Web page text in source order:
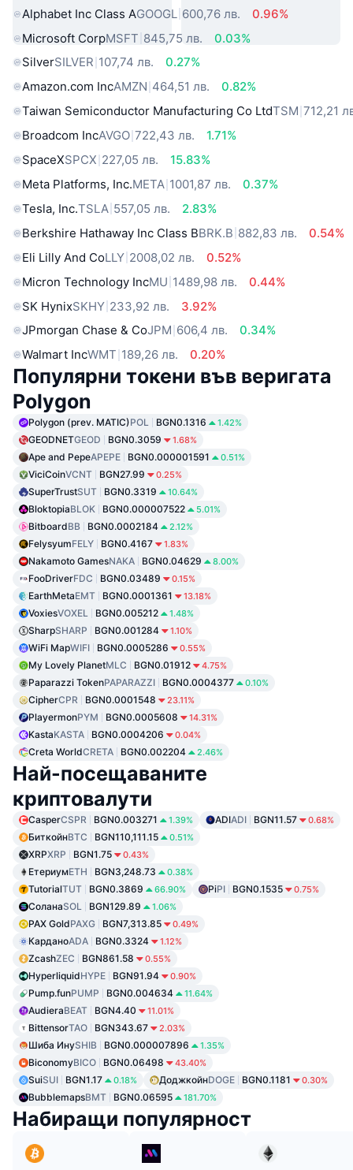
Alphabet Inc Class AGOOGL 600,76 лв.
0.96%
Microsoft CorpMSFT 845,75 лв.
0.03%
SilverSILVER 107,74 лв.
0.27%
Amazon.com IncAMZN 464,51 лв.
0.82%
Taiwan Semiconductor Manufacturing Co LtdTSM 712,21
Broadcom IncAVGO 722,43 лв.
1.71%
SpaceXSPCX 227,05 лв.
15.83%
Meta Platforms, Inc.META 1001,87 лв.
0.37%
Tesla, Inc.TSLA 557,05 лв.
2.83%
Berkshire Hathaway Inc Class BBRK.B 882,83 лв.
0.54%
Eli Lilly And CoLLY 2008,02 лв.
0.52%
Micron Technology IncMU 1489,98 лв.
0.44%
SK HynixSKHY 233,92 лв.
3.92%
JPmorgan Chase & CoJPM 606,4 лв.
0.34%
Walmart IncWMT 189,26 лв. 0.20%
Популярни токени във веригата
Polygon
Polygon (prev. MATIC)POL BGN0.1316 1.42%
GEODNETGEOD BGN0.3059 1.68%
Ape and PepeAPEPE BGN0.000001591 0.51%
ViciCoinVCNT BGN27.99 0.25%
SuperTrustSUT BGN0.3319 10.64%
BloktopiaBLOK BGN0.000007522 5.01%
BitboardBB BGN0.0002184 2.12%
FelysyumFELY BGN0.4167 1.83%
Nakamoto GamesNAKA BGN0.04629 8.00%
FooDriverFDC BGN0.03489 0.15%
EarthMetaEMT BGN0.0001361 13.18%
VoxiesVOXEL BGN0.005212 1.48%
SharpSHARP BGN0.001284 1.10%
WiFi MapWIFI BGN0.0005286 0.55%
My Lovely PlanetMLC BGN0.01912 4.75%
Paparazzi TokenPAPARAZZI BGN0.0004377 0.10%
CipherCPR BGN0.0001548 23.11%
PlayermonPYM BGN0.0005608 14.31%
KastaKASTA BGN0.0004206 0.04%
Creta WorldCRETA BGN0.002204 2.46%
Най-посещаваните
криптовалути
CasperCSPR BGN0.003271 1.39% ADIADI BGN11.57 0.68%
БиткойнBTC BGN110,111.15 0.51%
XRPXRP BGN1.75 0.43%
ЕтериумETH BGN3,248.73 0.38%
TutorialTUT BGN0.3869 66.90% PiPI BGN0.1535 0.75%
СоланаSOL BGN129.89 1.06%
PAX GoldPAXG BGN7,313.85 0.49%
КарданоADA BGN0.3324 1.12%
ZcashZEC BGN861.58 0.55%
HyperliquidHYPE BGN91.94 0.90%
Pump.funPUMP BGN0.004634 11.64%
AudieraBEAT BGN4.40 11.01%
BittensorTAO BGN343.67 2.03%
Шиба ИнуSHIB BGN0.000007896 1.35%
BiconomyBICO BGN0.06498 43.40%
SuiSUI BGN1.17 0.18% ДоджкойнDOGE BGN0.1181 0.30%
BubblemapsBMT BGN0.06595 181.70%
Набиращи популярност